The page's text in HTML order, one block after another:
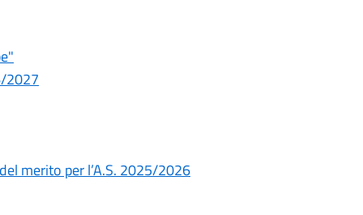
2027
merito per l’A.S. 2025/2026